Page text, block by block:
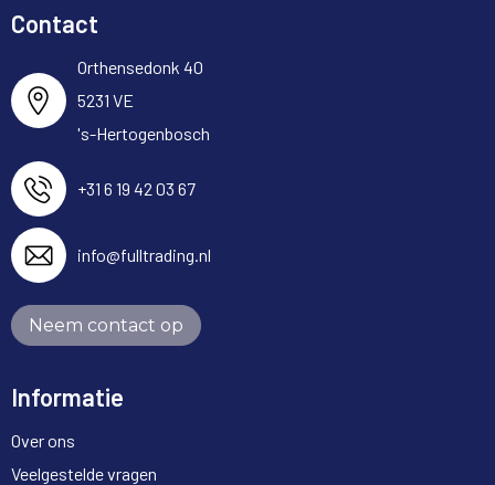
Contact
Orthensedonk 40
5231 VE
's-Hertogenbosch
+31 6 19 42 03 67
info@fulltrading.nl
Neem contact op
Informatie
Over ons
Veelgestelde vragen